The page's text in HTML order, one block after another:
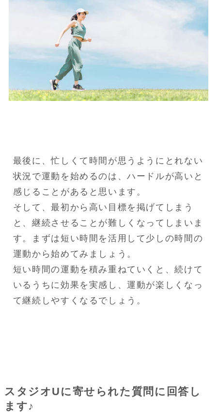
最後に、忙しくて時間が思うようにとれない
状況で運動を始めるのは、ハードルが高いと
感じることがあると思います。
そして、最初から高い目標を掲げてしまう
と、継続させることが難しくなってしまいま
す。まずは短い時間を活用して少しの時間の
運動から始めてみましょう。
短い時間の運動を積み重ねていくと、続けて
いるうちに効果を実感し、運動が楽しくなっ
て継続しやすくなるでしょう。
スタジオUに寄せられた質問に回答し
ます♪